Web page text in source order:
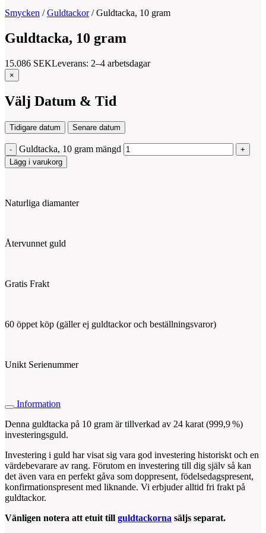
Smycken /Guldtackor/Guldtacka, 10 gram
Guldtacka, 10 gram
15.086 SEKLeverans: 2–4 arbetsdagar
×
Välj Datum & Tid
Tidigare datum Senare datum
Guldtacka, 10 gram mängd
Lägg i varukorg
Naturliga diamanter
Återvunnet guld
Gratis Frakt
60 öppet köp (gäller ej guldtackor och beställningsvaror)
Unikt Serienummer
Information
Denna guldtacka på 10 gram är tillverkad av 24 karat (999,9 %)
investeringsguld.
Investering i guld har visat sig vara god investering historiskt och en
värdebevarare av rang. Förutom en investering till dig själv så kan
det även vara en perfekt gåva som doppresent, födelsedagspresent,
konfirmationspresent med liknande. Vi erbjuder alltid fri frakt på
guldtackor.
Vänligen notera att etuit till guldtackorna säljs separat.